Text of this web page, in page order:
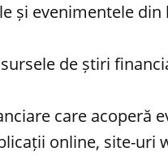
și evenimentele din
de știri
care acoperă
online, site-uri